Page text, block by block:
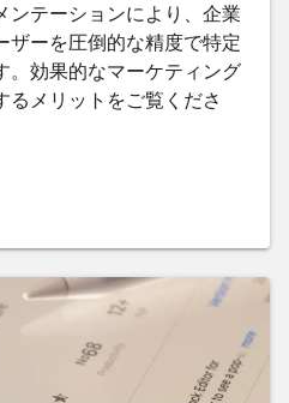
ンテーションにより、企業
ザーを圧倒的な精度で特定
。効果的なマーケティング
るメリットをご覧くださ